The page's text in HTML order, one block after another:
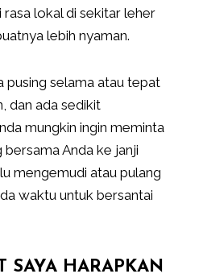
lokal di sekitar leher
lebih nyaman.
pusing selama atau tepat
dan ada sedikit
mungkin ingin meminta
Anda ke janji
mengemudi atau pulang
waktu untuk bersantai
SAYA HARAPKAN